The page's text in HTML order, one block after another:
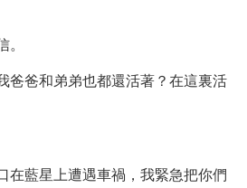
。
爸爸和弟弟也都還活著？在這裏活
在藍星上遭遇車禍，我緊急把你們